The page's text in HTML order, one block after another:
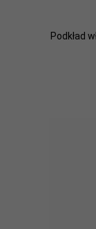
Podkład